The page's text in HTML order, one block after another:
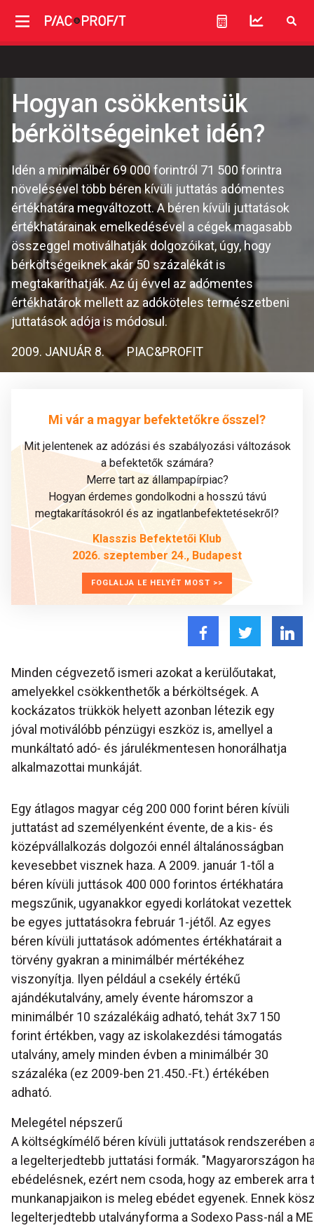
Hogyan csökkentsük
bérköltségeinket idén?
Idén a minimálbér 69 000 forintról 71 500 forintra
növelésével több béren kívüli juttatás adómentes
értékhatára megváltozott. A béren kívüli juttatások
értékhatárainak emelkedésével a cégek magasabb
összeggel motiválhatják dolgozóikat, úgy, hogy
bérköltségeiknek akár 50 százalékát is
megtakaríthatják. Az új évvel az adómentes
értékhatárok mellett az adóköteles természetbeni
juttatások adója is módosul.
2009. JANUÁR 8. PIAC&PROFIT
Mi vár a magyar befektetőkre ősszel?
Mit jelentenek az adózási és szabályozási változások
a befektetők számára?
Merre tart az állampapírpiac?
Hogyan érdemes gondolkodni a hosszú távú
megtakarításokról és az ingatlanbefektetésekről?
Klasszis Befektetői Klub
2026. szeptember 24., Budapest
FOGLALJA LE HELYÉT MOST >>
Minden cégvezető ismeri azokat a kerülőutakat,
amelyekkel csökkenthetők a bérköltségek. A
kockázatos trükkök helyett azonban létezik egy
jóval motiválóbb pénzügyi eszköz is, amellyel a
munkáltató adó- és járulékmentesen honorálhatja
alkalmazottai munkáját.
Egy átlagos magyar cég 200 000 forint béren kívüli
juttatást ad személyenként évente, de a kis- és
középvállalkozás dolgozói ennél általánosságban
kevesebbet visznek haza. A 2009. január 1-től a
béren kívüli juttások 400 000 forintos értékhatára
megszűnik, ugyanakkor egyedi korlátokat vezettek
be egyes juttatásokra február 1-jétől. Az egyes
béren kívüli juttatások adómentes értékhatárait a
törvény gyakran a minimálbér mértékéhez
viszonyítja. Ilyen például a csekély értékű
ajándékutalvány, amely évente háromszor a
minimálbér 10 százalékáig adható, tehát 3x7 150
forint értékben, vagy az iskolakezdési támogatás
utalvány, amely minden évben a minimálbér 30
százaléka (ez 2009-ben 21.450.-Ft.) értékében
adható.
Melegétel népszerű
A költségkímélő béren kívüli juttatások rendszerében
a legelterjedtebb juttatási formák. "Magyarországon
ebédelésnek, ezért nem csoda, hogy az emberek arra
munkanapjaikon is meleg ebédet egyenek. Ennek
legelterjedtebb utalványforma a Sodexo Pass-nál a